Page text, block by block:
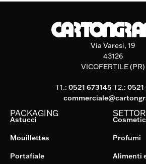
Via Varesi, 19
43126
VICOFERTILE (PR)
T1.: 0521 673145 T2.: 0521
PACKAGING
Astucci
Mouillettes
Portafiale
Profumi
Alimenti